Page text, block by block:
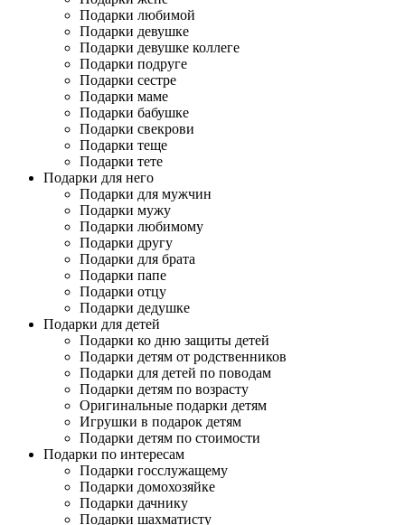
Подарки любимой
Подарки девушке
Подарки девушке коллеге
Подарки подруге
Подарки сестре
Подарки маме
Подарки бабушке
Подарки свекрови
Подарки теще
Подарки тете
Подарки для него
Подарки для мужчин
Подарки мужу
Подарки любимому
Подарки другу
Подарки для брата
Подарки папе
Подарки отцу
Подарки дедушке
Подарки для детей
Подарки ко дню защиты детей
Подарки детям от родственников
Подарки для детей по поводам
Подарки детям по возрасту
Оригинальные подарки детям
Игрушки в подарок детям
Подарки детям по стоимости
Подарки по интересам
Подарки госслужащему
Подарки домохозяйке
Подарки дачнику
Подарки шахматисту